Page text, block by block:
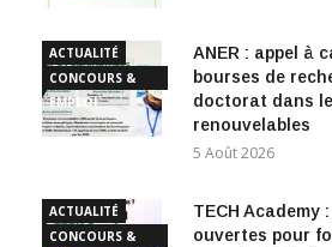
ACTUALITÉ
CONCOURS &
EMPLOI
ANER : appel à
bourses de
doctorat dans
renouvelables
5 Août 2026
ACTUALITÉ
CONCOURS &
TECH Academy
ouvertes pour